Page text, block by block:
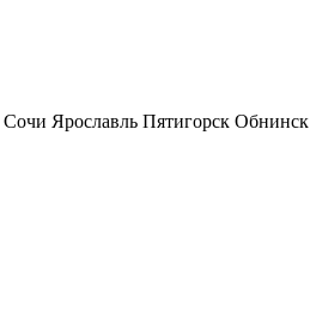
Сочи Ярославль Пятигорск Обнинск